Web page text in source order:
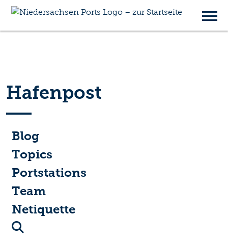
Hafenpost
Blog
Topics
Portstations
Team
Netiquette